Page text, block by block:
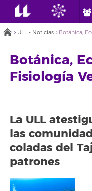
ULL - Noticias Botánica,
Botánica,
Fisiología
La ULL
las
coladas del
patrones